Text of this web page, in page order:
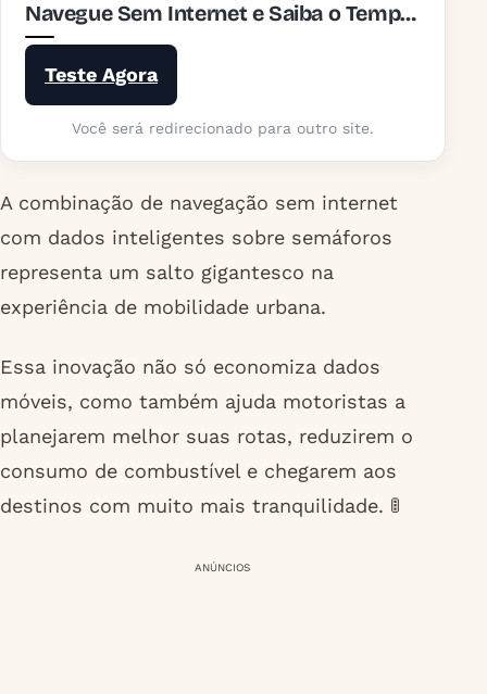
Navegue Sem Internet e Saiba o Tempo dos Semáforos
Teste Agora
Você será redirecionado para outro site.
A combinação de navegação sem internet
com dados inteligentes sobre semáforos
representa um salto gigantesco na
experiência de mobilidade urbana.
Essa inovação não só economiza dados
móveis, como também ajuda motoristas a
planejarem melhor suas rotas, reduzirem o
consumo de combustível e chegarem aos
destinos com muito mais tranquilidade. 🚦
ANÚNCIOS